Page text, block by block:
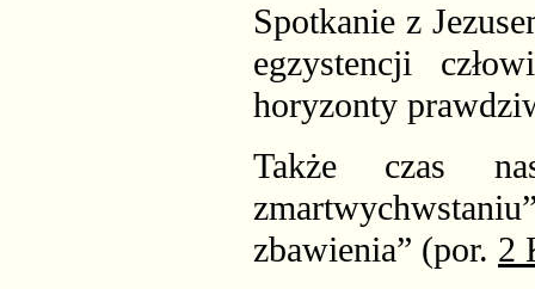
Spotkanie z
egzystencji
horyzonty
Także czas
zbawienia” (por. 2